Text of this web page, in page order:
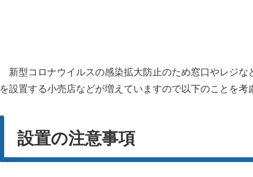
新型コロナウイルスの感染拡大防止のため窓口やレジな
を設置する小売店などが増えていますので以下のことを考
設置の注意事項